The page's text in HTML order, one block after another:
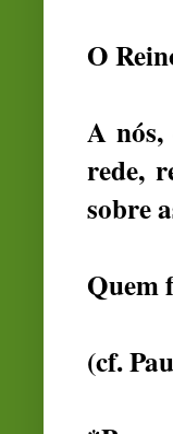
O
A nós,
rede,
sobre
Quem
(cf.